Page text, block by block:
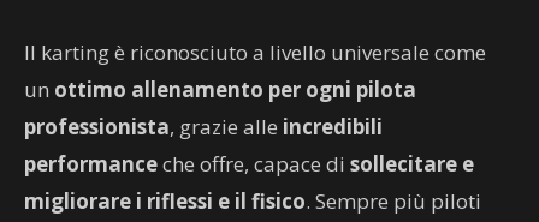
Il karting è riconosciuto a livello universale come
un ottimo allenamento per ogni pilota
professionista, grazie alle incredibili
performanceche offre, capace di sollecitare e
migliorare i riflessi e il fisico. Sempre più piloti